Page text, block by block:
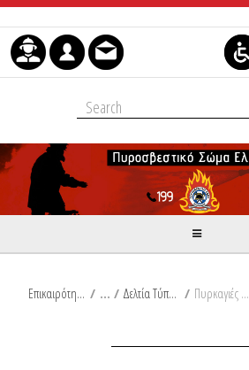
Μετάβαση στο περιεχόμενο
Επικαιρότητα / Δελτία Τύπου / Πυρκαγιές σε εργοστάσιο στη Χαλκίδα και σε αποθήκη στην Ορεστιάδα